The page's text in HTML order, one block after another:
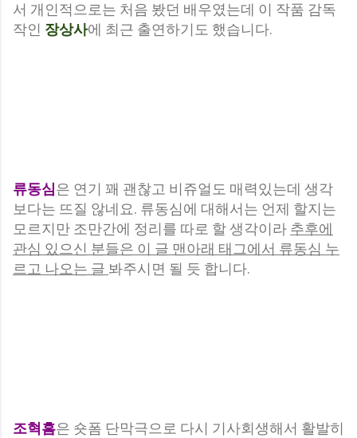
서 개인적으로는 처음 봤던 배우였는데 이 작품 감독
작인 장상사에 최근 출연하기도 했습니다.
류동심은 연기 꽤 괜찮고 비쥬얼도 매력있는데 생각
보다는 뜨질 않네요. 류동심에 대해서는 언제 할지는
모르지만 조만간에 정리를 따로 할 생각이라 추후에
관심 있으신 분들은 이 글 맨아래 태그에서 류동심 누
르고 나오는 글 봐주시면 될 듯 합니다.
조혁흠은 숏폼 단막극으로 다시 기사회생해서 활발히